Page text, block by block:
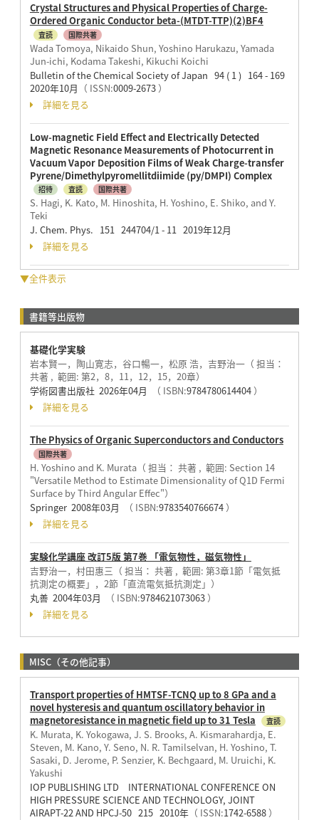
Crystal Structures and Physical Properties of Charge-
Ordered Organic Conductor beta-(MTDT-TTP)(2)BF4
査読 国際共著
Wada Tomoya, Nikaido Shun, Yoshino Harukazu, Yamada
Jun-ichi, Kodama Takeshi, Kikuchi Koichi
Bulletin of the Chemical Society of Japan 94 ( 1 ) 164 - 169
2020年10月 （ ISSN:0009-2673）
詳細を見る
Low-magnetic Field Effect and Electrically Detected
Magnetic Resonance Measurements of Photocurrent in
Vacuum Vapor Deposition Films of Weak Charge-transfer
Pyrene/Dimethylpyromellitdiimide (py/DMPI) Complex
招待 査読 国際共著
S. Hagi, K. Kato, M. Hinoshita, H. Yoshino, E. Shiko, and Y.
Teki
J. Chem. Phys. 151 244704/1 - 11 2019年12月
詳細を見る
▼全件表示
書籍等出版物
基礎化学実験
岩本賢一，陶山寛志，谷口暢一，松原 浩，吉野治一（ 担当：
共著 , 範囲: 第2，8，11，12，15，20章）
学術図書出版社 2026年04月
（ ISBN:9784780614404）
詳細を見る
The Physics of Organic Superconductors and Conductors
国際共著
H. Yoshino and K. Murata（ 担当： 共著 , 範囲: Section 14
"Versatile Method to Estimate Dimensionality of Q1D Fermi
Surface by Third Angular Effec"）
Springer 2008年03月
（ ISBN:9783540766674）
詳細を見る
実験化学講座 改訂5版 第7巻 「電気物性，磁気物性」
吉野治一，村田惠三（ 担当： 共著 , 範囲: 第3章1節「電気抵
抗測定の概要」，2節「直流電気抵抗測定」）
丸善 2004年03月
（ ISBN:9784621073063）
詳細を見る
MISC（その他記事）
Transport properties of HMTSF-TCNQ up to 8 GPa and a
novel hysteresis and quantum oscillatory behavior in
magnetoresistance in magnetic field up to 31 Tesla
査読
K. Murata, K. Yokogawa, J. S. Brooks, A. Kismarahardja, E.
Steven, M. Kano, Y. Seno, N. R. Tamilselvan, H. Yoshino, T.
Sasaki, D. Jerome, P. Senzier, K. Bechgaard, M. Uruichi, K.
Yakushi
IOP PUBLISHING LTD INTERNATIONAL CONFERENCE ON
HIGH PRESSURE SCIENCE AND TECHNOLOGY, JOINT
AIRAPT-22 AND HPCJ-50 215 2010年（ ISSN:1742-6588）